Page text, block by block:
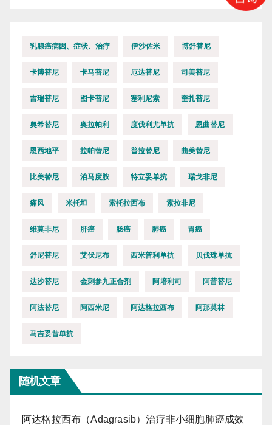
乳腺癌病因、症状、治疗 伊沙佐米 博舒替尼
卡博替尼 卡马替尼 厄达替尼 司美替尼
吉瑞替尼 图卡替尼 塞利尼索 奎扎替尼
奥希替尼 奥拉帕利 度伐利尤单抗 恩曲替尼
恩西地平 拉帕替尼 普拉替尼 曲美替尼
比美替尼 泊马度胺 特立妥单抗 瑞戈非尼
痛风 米托坦 索托拉西布 索拉非尼
维莫非尼 肝癌 肠癌 肺癌 胃癌
舒尼替尼 艾伏尼布 西米普利单抗 贝伐珠单抗
达沙替尼 金刺参九正合剂 阿培利司 阿昔替尼
阿法替尼 阿西米尼 阿达格拉西布 阿那莫林
马吉妥昔单抗
随机文章
阿达格拉西布（Adagrasib）治疗非小细胞肺癌成效